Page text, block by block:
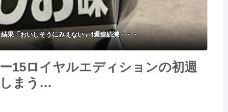
果「おいしそうにみえない」4週連続減・・・
15ロイヤルエディションの初週
しまう…